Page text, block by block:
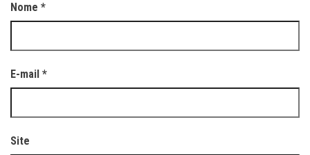
Nome *
E-mail *
Site